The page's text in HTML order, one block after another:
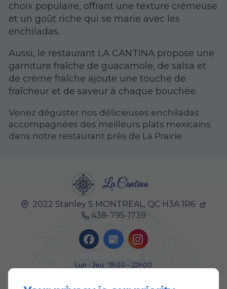
choix populaire, offrant une texture crémeuse
et un goût riche qui se marie avec les
enchiladas.
Aussi, le restaurant LA CANTINA propose une
garniture fraîche de guacamole, de salsa et
de crème fraîche ajoute une touche de
fraîcheur et de saveur à chaque bouchée.
Venez déguster nos délicieuses enchiladas
accompagnées des meilleurs plats mexicains
dans notre restaurant près de La Prairie.
La Cantina
2022 Stanley S MONTREAL, QC H3A 1R6
438-795-1739
Lun - Jeu : 11h30 – 22h00
Sam : 12h00 – 23h00